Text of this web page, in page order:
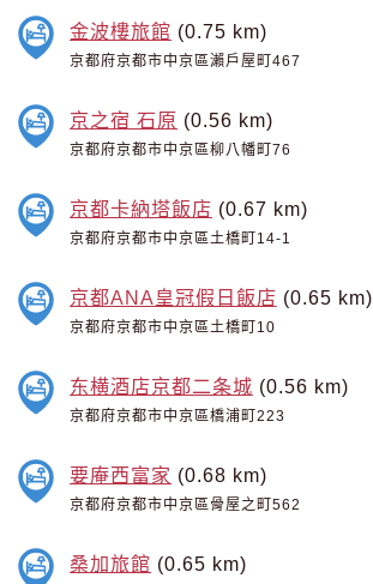
金波樓旅館 (0.75 km)
京都府京都市中京區瀨戶屋町467
京之宿 石原 (0.56 km)
京都府京都市中京區柳八幡町76
京都卡納塔飯店 (0.67 km)
京都府京都市中京區土橋町14-1
京都ANA皇冠假日飯店 (0.65 km)
京都府京都市中京區土橋町10
东横酒店京都二条城 (0.56 km)
京都府京都市中京區橋浦町223
要庵西富家 (0.68 km)
京都府京都市中京區骨屋之町562
桑加旅館 (0.65 km)